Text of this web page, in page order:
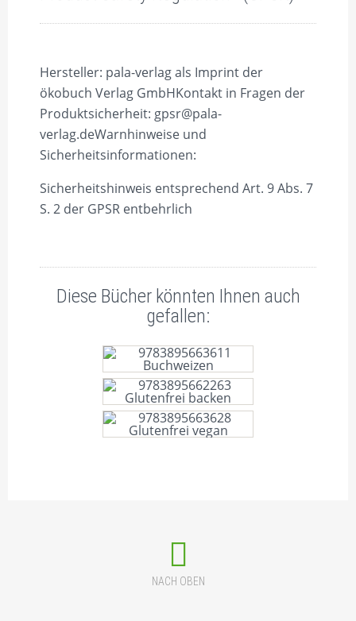
Hersteller: pala-verlag als Imprint der
ökobuch Verlag GmbHKontakt in Fragen der
Produktsicherheit: gpsr@pala-
verlag.deWarnhinweise und
Sicherheitsinformationen:
Sicherheitshinweis entsprechend Art. 9 Abs. 7
S. 2 der GPSR entbehrlich
Diese Bücher könnten Ihnen auch
gefallen:
BUCHWEIZEN – DAS
POWERKORN
GLUTENFREI BACKEN
NACH OBEN